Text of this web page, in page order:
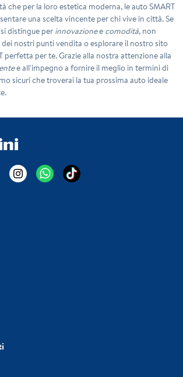
che per la loro estetica moderna, le auto SMART
una scelta vincente per chi vive in città. Se
distingue per innovazionee comodità, non
nostri punti vendita o esplorare il nostro sito
perfetta per te. Grazie alla nostra attenzione alla
e all'impegno a fornire il meglio in termini di
sicuri che troverai la tua prossima auto ideale